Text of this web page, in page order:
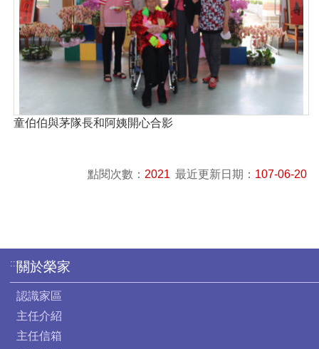
童伯伯與茅隊長和阿姨開心合影
點閱次數： 2021 最近更新日期： 107-06-20
:::關於榮家
認識家區
主任介紹
主任信箱